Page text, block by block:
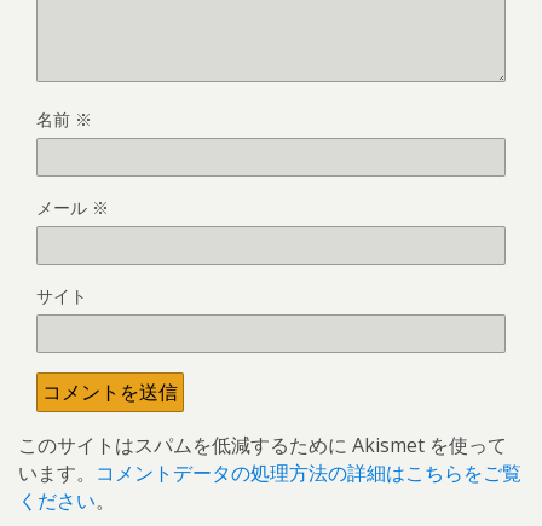
名前 ※
メール ※
サイト
このサイトはスパムを低減するために Akismet を使って
います。 コメントデータの処理方法の詳細はこちらをご覧
ください。